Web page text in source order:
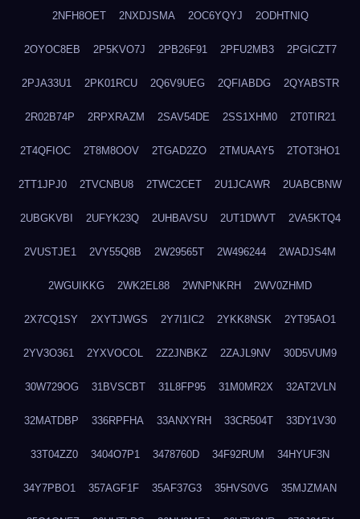
2NFH8OET 2NXDJSMA 2OC6YQYJ 2ODHTNIQ
2OYOC8EB 2P5KVO7J 2PB26F91 2PFU2MB3 2PGICZT7
2PJA33U1 2PK01RCU 2Q6V9UEG 2QFIABDG 2QYABSTR
2R02B74P 2RPXRAZM 2SAV54DE 2SS1XHM0 2T0TIR21
2T4QFIOC 2T8M8OOV 2TGAD2ZO 2TMUAAY5 2TOT3HO1
2TT1JPJ0 2TVCNBU8 2TWC2CET 2U1JCAWR 2UABCBNW
2UBGKVBI 2UFYK23Q 2UHBAVSU 2UT1DWVT 2VA5KTQ4
2VUSTJE1 2VY55Q8B 2W29565T 2W496244 2WADJS4M
2WGUIKKG 2WK2EL88 2WNPNKRH 2WV0ZHMD
2X7CQ1SY 2XYTJWGS 2Y7I1IC2 2YKK8NSK 2YT95AO1
2YV3O361 2YXVOCOL 2Z2JNBKZ 2ZAJL9NV 30D5VUM9
30W729OG 31BVSCBT 31L8FP95 31M0MR2X 32AT2VLN
32MATDBP 336RPFHA 33ANXYRH 33CR504T 33DY1V30
33T04ZZ0 3404O7P1 3478760D 34F92RUM 34HYUF3N
34Y7PBO1 357AGF1F 35AF37G3 35HVS0VG 35MJZMAN